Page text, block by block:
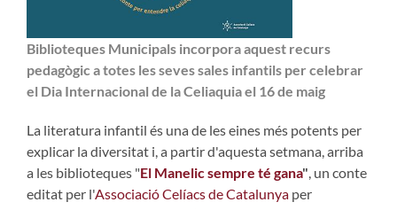
Biblioteques Municipals incorpora aquest recurs
pedagògic a totes les seves sales infantils per celebrar
el Dia Internacional de la Celiaquia el 16 de maig
La literatura infantil és una de les eines més potents per
explicar la diversitat i, a partir d'aquesta setmana, arriba
a les biblioteques "El Manelic sempre té gana", un conte
editat per l'Associació Celíacs de Catalunya per